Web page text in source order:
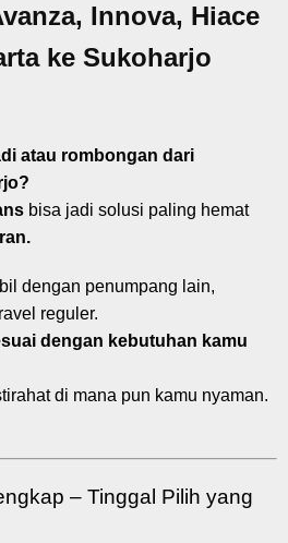
Innova, Hiace
ke Sukoharjo
atau rombongan dari
bisa jadi solusi paling hemat
dengan penumpang lain,
reguler.
dengan kebutuhan kamu
di mana pun kamu nyaman.
– Tinggal Pilih yang